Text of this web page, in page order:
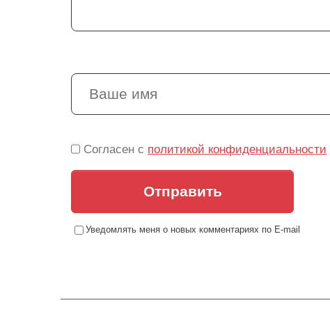
Согласен с политикой конфиденциальности
Отправить
Уведомлять меня о новых комментариях по E-mail